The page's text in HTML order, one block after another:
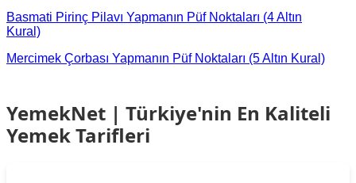
Basmati Pirinç Pilavı Yapmanın Püf Noktaları (4 Altın
Kural)
Mercimek Çorbası Yapmanın Püf Noktaları (5 Altın Kural)
YemekNet | Türkiye'nin En Kaliteli
Yemek Tarifleri